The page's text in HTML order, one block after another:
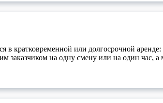
кратковременной или долгосрочной аренде:
заказчиком на одну смену или на один час, а